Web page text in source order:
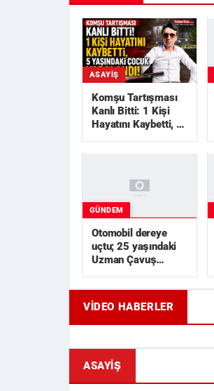
ASAYIŞ
Komşu Tartışması
Kanlı Bitti: 1 Kişi
Hayatını Kaybetti, 5
GÜNDEM
Otomobil dereye
uçtu; 25 yaşındaki
Uzman Çavuş
VIDEO HABERLER
Samsun'da Trafik Kazası!
ASAYIŞ